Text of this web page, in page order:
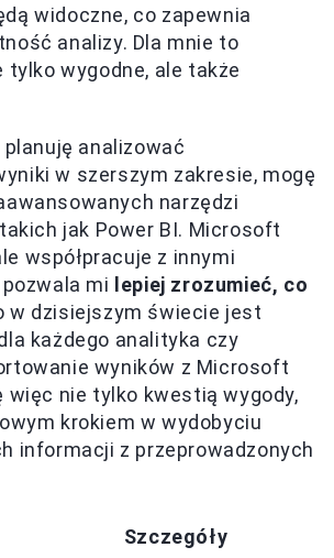
widoczne, co zapewnia
analizy. Dla mnie to
tylko wygodne, ale także
analizować
w szerszym zakresie, mogę
narzędzi
jak Power BI. Microsoft
współpracuje z innymi
mi lepiej zrozumieć, co
w dzisiejszym świecie jest
każdego analityka czy
wyników z Microsoft
więc nie tylko kwestią wygody,
krokiem w wydobyciu
informacji z przeprowadzonych
Szczegóły